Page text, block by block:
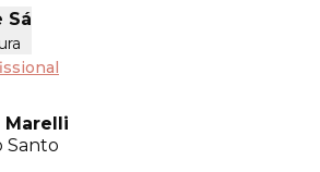
Sá
Marelli
Santo